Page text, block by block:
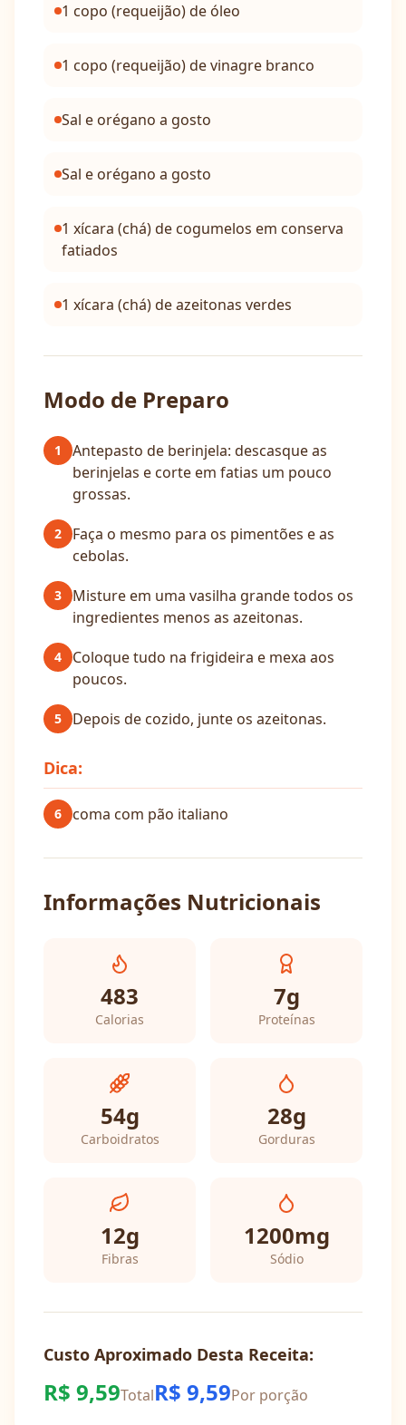
1 copo (requeijão) de óleo
1 copo (requeijão) de vinagre branco
Sal e orégano a gosto
Sal e orégano a gosto
1 xícara (chá) de cogumelos em conserva
fatiados
1 xícara (chá) de azeitonas verdes
Modo de Preparo
1
Antepasto de berinjela: descasque as
berinjelas e corte em fatias um pouco
grossas.
2
Faça o mesmo para os pimentões e as
cebolas.
3
Misture em uma vasilha grande todos os
ingredientes menos as azeitonas.
4
Coloque tudo na frigideira e mexa aos
poucos.
5 Depois de cozido, junte os azeitonas.
Dica:
6 coma com pão italiano
Informações Nutricionais
483
Calorias
7g
Proteínas
54g
Carboidratos
28g
Gorduras
12g
Fibras
1200mg
Sódio
Custo Aproximado Desta Receita:
R$ 9,59TotalR$ 9,59Por porção